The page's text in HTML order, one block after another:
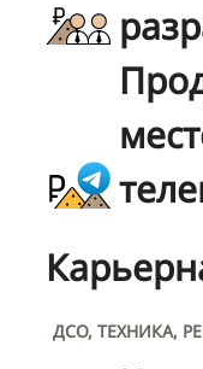
ДСО, ТЕХНИКА,